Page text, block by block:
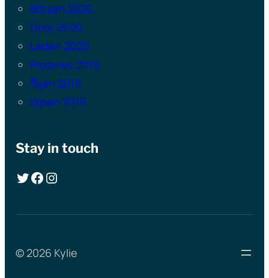
Březen 2020
Únor 2020
Leden 2020
Prosinec 2019
Říjen 2019
Srpen 2019
Stay in touch
Twitter Facebook Instagram
© 2026 Kylie